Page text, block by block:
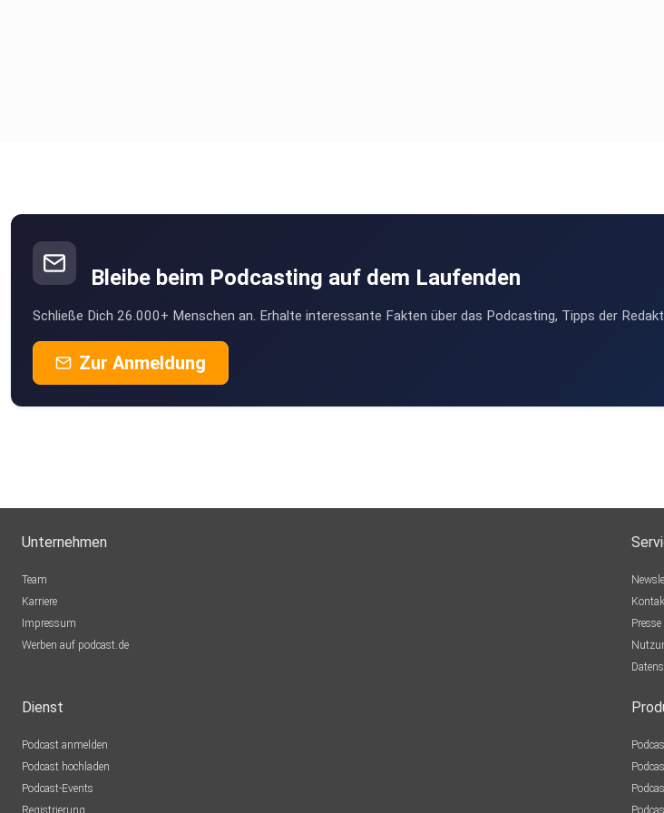
Bleibe beim Podcasting auf dem Laufenden
Schließe Dich 26.000+ Menschen an. Erhalte interessante Fakten über das Podcasting, Tipps der
Zur Anmeldung
Unternehmen
Team
Karriere
Impressum
Werben auf podcast.de
Presse
Dienst
Podcast anmelden
Podcast hochladen
Podcast-Events
Registrierung